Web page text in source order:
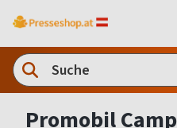
Promobil